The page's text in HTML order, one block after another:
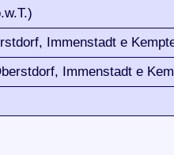
Immenstadt e
Immenstadt e